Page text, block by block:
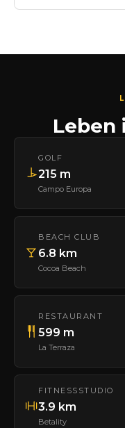
Leben
GOLF
215 m
Campo Europa
BEACH CLUB
6.8 km
Cocoa Beach
RESTAURANT
599 m
La Terraza
FITNESSSTUDIO
3.9 km
Betality